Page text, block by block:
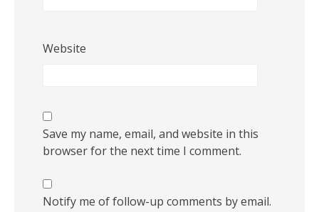
Website
Save my name, email, and website in this
browser for the next time I comment.
Notify me of follow-up comments by email.